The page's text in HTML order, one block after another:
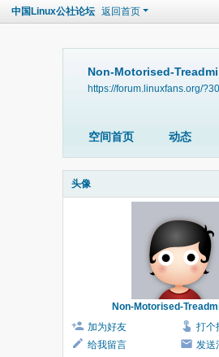
中国Linux公社论坛 返回首页
Non-Motorised-
https://forum.linuxfans.org/
空间首页 动态
头像
Non-Motorised-
加为好友
打个
给我留言
发送